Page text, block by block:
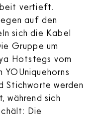
vertieft.
auf den
sich die Kabel
Gruppe um
Hotstegs vom
YOUniquehorns
Stichworte werden
während sich
Die